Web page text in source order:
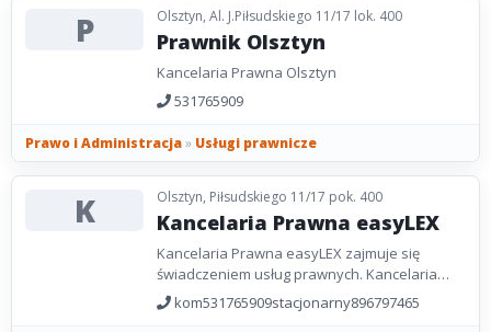
P Olsztyn, Al. J.Piłsudskiego 11/17 lok. 400
Prawnik Olsztyn
Kancelaria Prawna Olsztyn
531765909
Prawo i Administracja» Usługi prawnicze
K Olsztyn, Piłsudskiego 11/17 pok. 400
Kancelaria Prawna easyLEX
Kancelaria Prawna easyLEX zajmuje się
świadczeniem usług prawnych. Kancelaria
udziela klientom porad prawnych, sporządza
wszelkie pisma procesowe...
kom531765909stacjonarny896797465